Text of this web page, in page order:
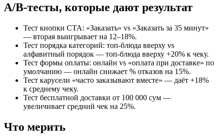
A/B-тесты, которые дают результат
Тест кнопки CTA: «Заказать» vs «Заказать за 35 минут»
— вторая выигрывает на 12–18%.
Тест порядка категорий: топ-блюда вверху vs
алфавитный порядок — топ-блюда вверху +20% к чеку.
Тест формы оплаты: онлайн vs «оплата при доставке» по
умолчанию — онлайн снижает % отказов на 15%.
Тест карусели «часто заказывают вместе» — даёт +18%
к среднему чеку.
Тест бесплатной доставки от 100 000 сум —
увеличивает средний чек на 25%.
Что мерить